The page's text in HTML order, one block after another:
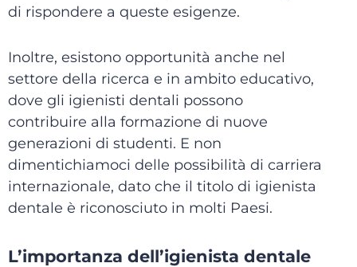
di rispondere a queste esigenze.
Inoltre, esistono opportunità anche nel
settore della ricerca e in ambito educativo,
dove gli igienisti dentali possono
contribuire alla formazione di nuove
generazioni di studenti. E non
dimentichiamoci delle possibilità di carriera
internazionale, dato che il titolo di igienista
dentale è riconosciuto in molti Paesi.
L’importanza dell’igienista dentale